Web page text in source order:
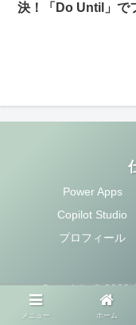
決！「Do Until」で
Power Apps
Copilot Studio
プロフィール
Copyright © 2020
メニュー ホーム